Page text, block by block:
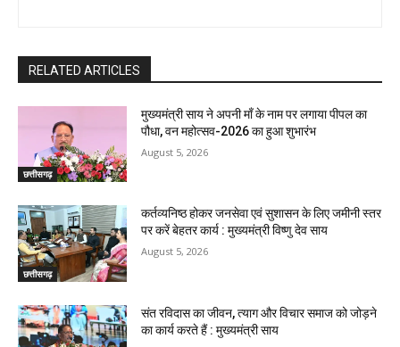
RELATED ARTICLES
छत्तीसगढ़
मुख्यमंत्री साय ने अपनी माँ के नाम पर लगाया पीपल का
पौधा, वन महोत्सव-2026 का हुआ शुभारंभ
August 5, 2026
छत्तीसगढ़
कर्तव्यनिष्ठ होकर जनसेवा एवं सुशासन के लिए जमीनी स्तर
पर करें बेहतर कार्य : मुख्यमंत्री विष्णु देव साय
August 5, 2026
संत रविदास का जीवन, त्याग और विचार समाज को जोड़ने
का कार्य करते हैं : मुख्यमंत्री साय